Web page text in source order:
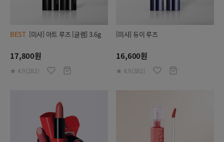
BEST [미샤] 아트 루즈 [글램] 3.6g
17,800원
★ 4.9(282)
[미샤] 듀이 루즈
16,600원
★ 4.9(382)